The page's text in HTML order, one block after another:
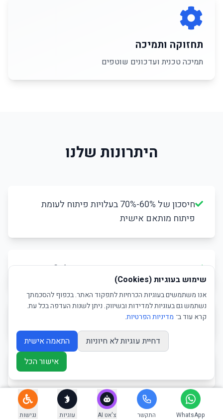
תחזוקה ותמיכה
תמיכה טכנית ועדכונים שוטפים
היתרונות שלנו
חיסכון של 60%-70% בעלויות פיתוח לעומת
פיתוח מותאם אישית
זמן פיתוח מהיר במיוחד - השקה תוך 2-4 שבועות
גמישות מקסימלית בעיצוב ופונקציונליות
מערכת ניהול תוכן קלה ואינטואיטיבית
WhatsApp התקשר צ'אט AI עוגיות נגישות
שימוש בעוגיות (Cookies)
אנו משתמשים בעוגיות הכרחיות לתפקוד האתר. בכפוף להסכמתך
נשתמש גם בעוגיות למדידות ובשיווק. ניתן לשנות העדפה בכל עת.
קרא עוד ב־ מדיניות הפרטיות.
דחיית עוגיות לא חיוניות
התאמה אישית
אישור הכל